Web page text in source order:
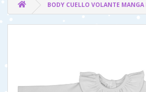
BODY CUELLO VOLANTE MANGA